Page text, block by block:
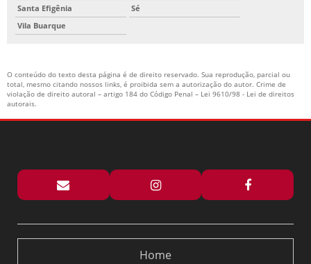
Santa Efigênia
Sé
Vila Buarque
O conteúdo do texto desta página é de direito reservado. Sua reprodução, parcial ou
total, mesmo citando nossos links, é proibida sem a autorização do autor. Crime de
violação de direito autoral – artigo 184 do Código Penal – Lei 9610/98 - Lei de direitos
autorais.
Home